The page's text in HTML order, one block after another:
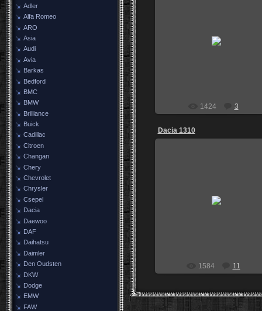
Adler
Alfa Romeo
ARO
Asia
Audi
Avia
Barkas
Bedford
BMC
BMW
Brilliance
Buick
Cadillac
Citroen
Changan
Chery
Chevrolet
Chrysler
Csepel
Dacia
Daewoo
DAF
Daihatsu
Daimler
Den Oudsten
DKW
Dodge
EMW
FAW
1424 3
Dacia 1310
1584 11